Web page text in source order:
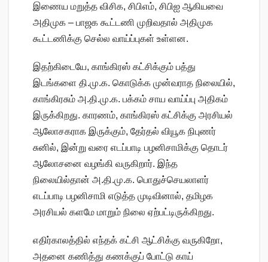
இணைய மறுத்த விசிக, சிபிஎம், சிபிஐ ஆகியவை
அதிமுக – பாஜக கூட்டணி முறிவதால் அதிமுக
கூட்டணிக்கு செல்ல வாய்ப்புகள் உள்ளன.
இதற்கிடையே, காங்கிரஸ் கட்சிக்கும் பத்து
இடங்களை தி.மு.க. கொடுக்க முன்வராத நிலையில்,
காங்கிரசும் அ.தி.மு.க. பக்கம் சாய வாய்ப்பு அதிகம்
இருக்கிறது. காரணம், காங்கிரஸ் கட்சிக்கு அரசியல்
ஆலோசகராக இருக்கும், தேர்தல் வியூக நிபுணர்
சுனில், இன்று வரை எடப்பாடி பழனிசாமிக்கு தொடர்
ஆலோசனை வழங்கி வருகிறார். இந்த
நிலையில்தான் அ.தி.மு.க. பொதுச்செயலாளர்
எடப்பாடி பழனிசாமி எடுத்த முடிவினால், தமிழக
அரசியல் களமே மாறும் நிலை ஏற்பட்டிருக்கிறது.
எதிர்காலத்தில் எந்தக் கட்சி ஆட்சிக்கு வருகிறோ,
அதனை கணித்து கணக்குப் போட்டு காய்